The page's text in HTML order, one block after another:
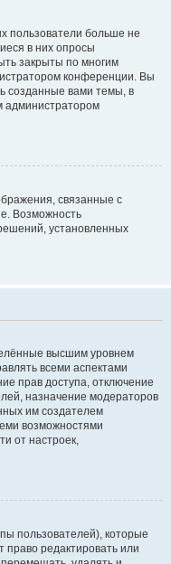
пользователи больше не
в них опросы
закрыты по многим
конференции. Вы
созданные вами темы, в
администратором
связанные с
Возможность
установленных
высшим уровнем
всеми аспектами
прав доступа, отключение
назначение модераторов
им создателем
возможностями
от настроек,
пользователей), которые
редактировать или